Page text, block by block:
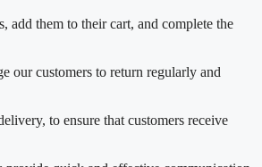
add them to their cart, and complete the
our customers to return regularly and
to ensure that customers receive